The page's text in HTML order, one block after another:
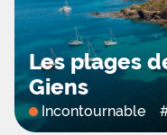
Les plages
Giens
Incontournable